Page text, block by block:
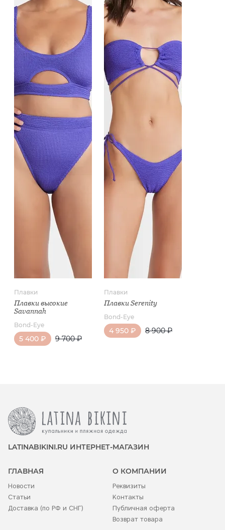
Плавки
Плавки высокие
Savannah
Bond-Eye
5 400 ₽ 9 700 ₽
Плавки
Плавки Serenity
Bond-Eye
4 950 ₽ 8 900 ₽
LATINABIKINI.RU ИНТЕРНЕТ-МАГАЗИН
ГЛАВНАЯ
Новости
Статьи
Доставка (по РФ и СНГ)
О КОМПАНИИ
Реквизиты
Контакты
Публичная оферта
Возврат товара